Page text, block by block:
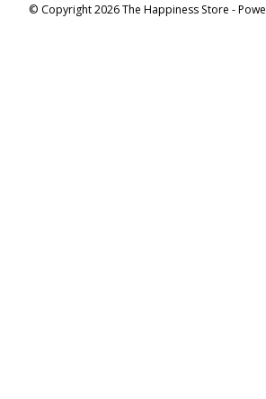
© Copyright 2026 The Happiness Store -